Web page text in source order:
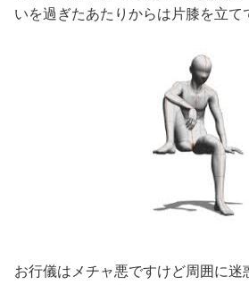
いを過ぎたあたりからは片膝を立て
お行儀はメチャ悪ですけど周囲に迷